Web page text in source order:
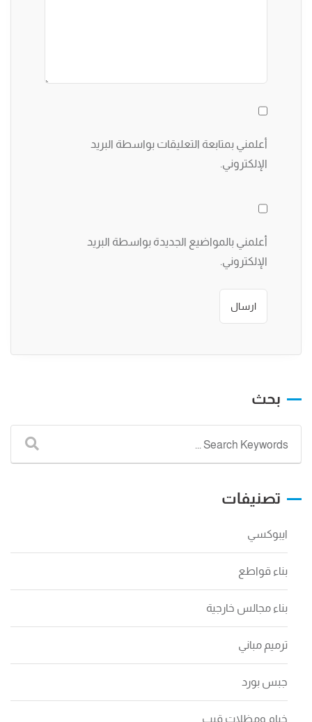
أعلمني بمتابعة التعليقات بواسطة البريد
الإلكتروني.
أعلمني بالمواضيع الجديدة بواسطة البريد
الإلكتروني.
بحث
تصنيفات
ايبوكسي
بناء قواطع
بناء مجالس خارجية
ترميم مباني
جبس بورد
خيام ومظلات قبب